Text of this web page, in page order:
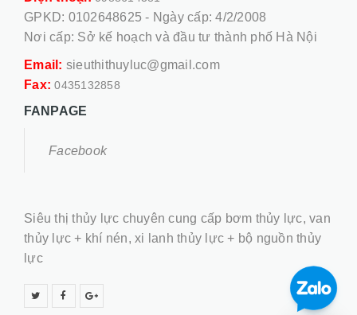
GPKD: 0102648625 - Ngày cấp: 4/2/2008
Nơi cấp: Sở kế hoạch và đầu tư thành phố Hà Nội
Email: sieuthithuyluc@gmail.com
Fax:0435132858
FANPAGE
Facebook
Siêu thị thủy lực chuyên cung cấp bơm thủy lực, van
thủy lực + khí nén, xi lanh thủy lực + bộ nguồn thủy
lực